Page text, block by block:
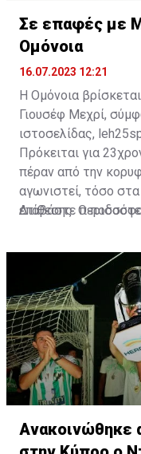
Σε επαφές με
Ομόνοια
16.07.2023 12:21
Η Ομόνοια
Γιουσέφ Μεχρί,
ιστοσελίδας,
Πρόκειται για
πέραν από την
αγωνιστεί, τόσο
επίθεσης. Ο
Διαβάστε
Ανακοινώθηκε